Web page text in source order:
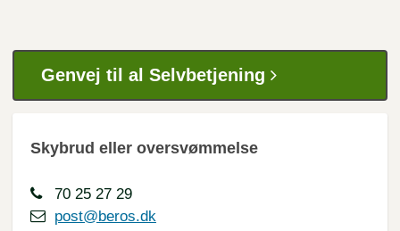
Genvej til al Selvbetjening
Skybrud eller oversvømmelse
70 25 27 29
post@beros.dk